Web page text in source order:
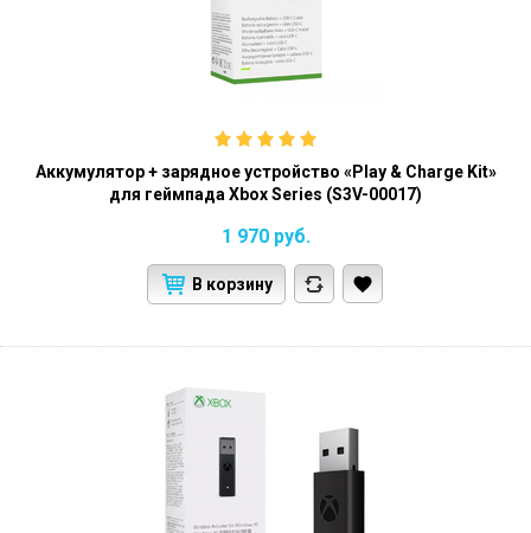
Аккумулятор + зарядное устройство «Play & Charge Kit»
для геймпада Xbox Series (S3V-00017)
1 970 руб.
В корзину